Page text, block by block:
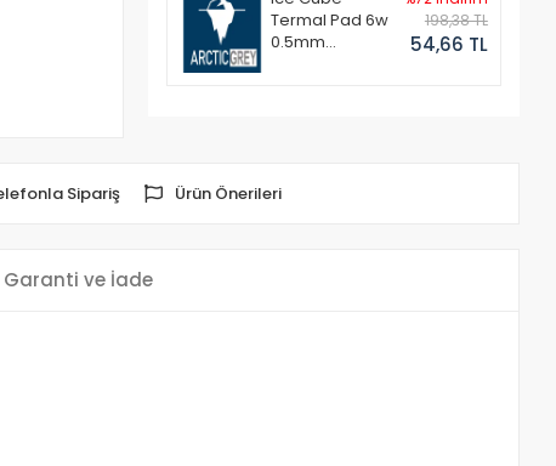
Termal Pad 6w
0.5mm
198,38 TL
54,66 TL
Sipariş Ürün Önerileri
Garanti ve İade